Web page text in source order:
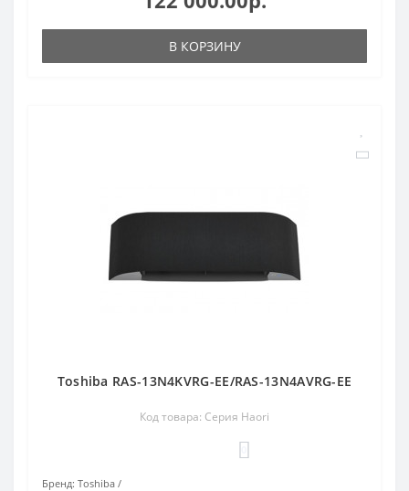
В КОРЗИНУ
Toshiba RAS-13N4KVRG-EE/RAS-13N4AVRG-EE
Код товара: Серия Haori
Бренд: Toshiba